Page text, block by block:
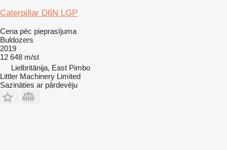
Caterpillar D6N LGP
Cena pēc pieprasījuma
Buldozers
2019
12 648 m/st
Lielbritānija, East Pimbo
Littler Machinery Limited
Sazināties ar pārdevēju